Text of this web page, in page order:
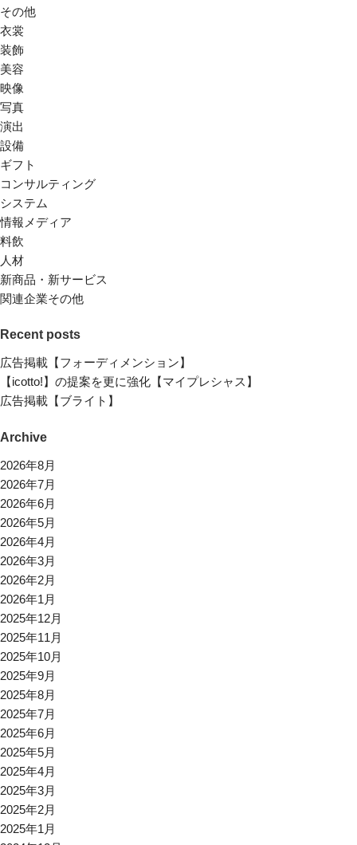
その他
衣裳
装飾
美容
映像
写真
演出
設備
ギフト
コンサルティング
システム
情報メディア
料飲
人材
新商品・新サービス
関連企業その他
Recent posts
広告掲載【フォーディメンション】
【icotto!】の提案を更に強化【マイプレシャス】
広告掲載【ブライト】
Archive
2026年8月
2026年7月
2026年6月
2026年5月
2026年4月
2026年3月
2026年2月
2026年1月
2025年12月
2025年11月
2025年10月
2025年9月
2025年8月
2025年7月
2025年6月
2025年5月
2025年4月
2025年3月
2025年2月
2025年1月